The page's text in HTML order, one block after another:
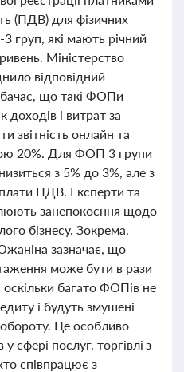
(ПДВ) для фізичних
груп, які мають річний
Міністерство
відповідний
що такі ФОПи
доходів і витрат за
звітність онлайн та
20%. Для ФОП 3 групи
з 5% до 3%, але з
ПДВ. Експерти та
занепокоєння щодо
бізнесу. Зокрема,
зазначає, що
може бути в рази
багато ФОПів не
і будуть змушені
Це особливо
сфері послуг, торгівлі з
співпрацює з